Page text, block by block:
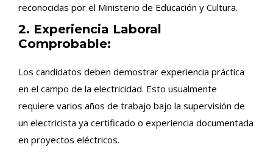
reconocidas por el Ministerio de Educación y Cultura.
2. Experiencia Laboral
Comprobable:
Los candidatos deben demostrar experiencia práctica
en el campo de la electricidad. Esto usualmente
requiere varios años de trabajo bajo la supervisión de
un electricista ya certificado o experiencia documentada
en proyectos eléctricos.